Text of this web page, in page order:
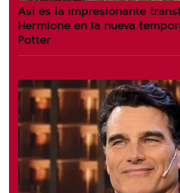
Así es la impresionante
Hermione en la nueva
Potter